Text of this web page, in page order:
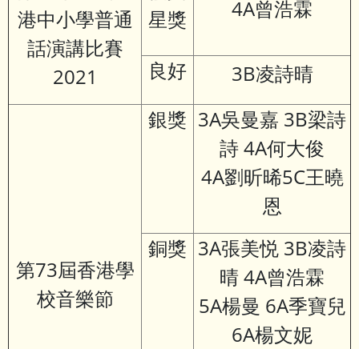
港中小學普通
話演講比賽
2021
星獎
4A曾浩霖
良好 3B凌詩晴
第73屆香港學
校音樂節
銀獎 3A吳曼嘉 3B梁詩
詩 4A何大俊
4A劉昕晞5C王曉
恩
銅獎 3A張美悦 3B凌詩
晴 4A曾浩霖
5A楊曼 6A季寶兒
6A楊文妮